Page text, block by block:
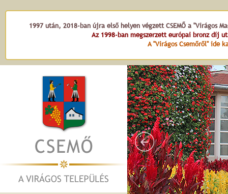
1997 után, 2018-ban újra első helyen végzett CSEMŐ a "Virágos
Az 1998-ban megszerzett európai bronz díj
A "Virágos Csemőről" ide